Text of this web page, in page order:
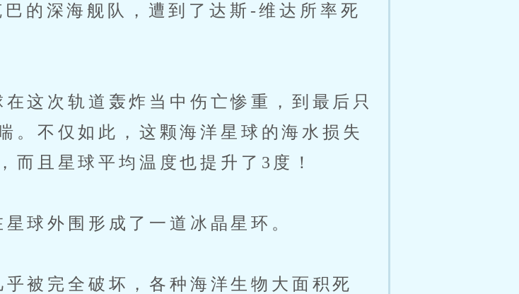
的深海舰队，遭到了达斯-维达所率死
这次轨道轰炸当中伤亡惨重，到最后只
。不仅如此，这颗海洋星球的海水损失
而且星球平均温度也提升了3度！
球外围形成了一道冰晶星环。
被完全破坏，各种海洋生物大面积死